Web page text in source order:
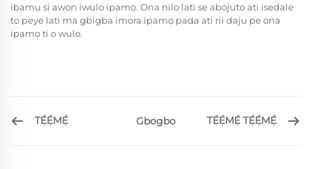
ibamu si awon iwulo ipamọ. Ona nilo lati se abojuto ati isedale
to peye lati ma gbigba imora ipamọ pada ati rii daju pe ona
ipamọ ti o wulo.
TẸ́Ẹ́MẸ́ Gbogbo TẸ́Ẹ́MẸ́ TẸ́Ẹ́MẸ́